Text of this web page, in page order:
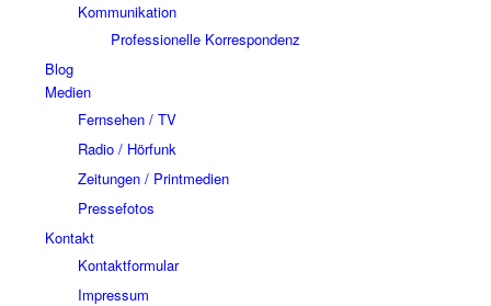
Kommunikation
Professionelle Korrespondenz
Blog
Medien
Fernsehen / TV
Radio / Hörfunk
Zeitungen / Printmedien
Pressefotos
Kontakt
Kontaktformular
Impressum